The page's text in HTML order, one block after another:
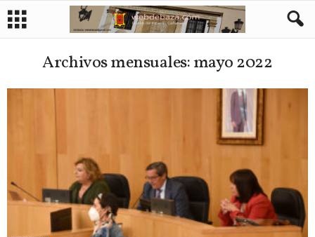
Archivos mensuales: mayo 2022